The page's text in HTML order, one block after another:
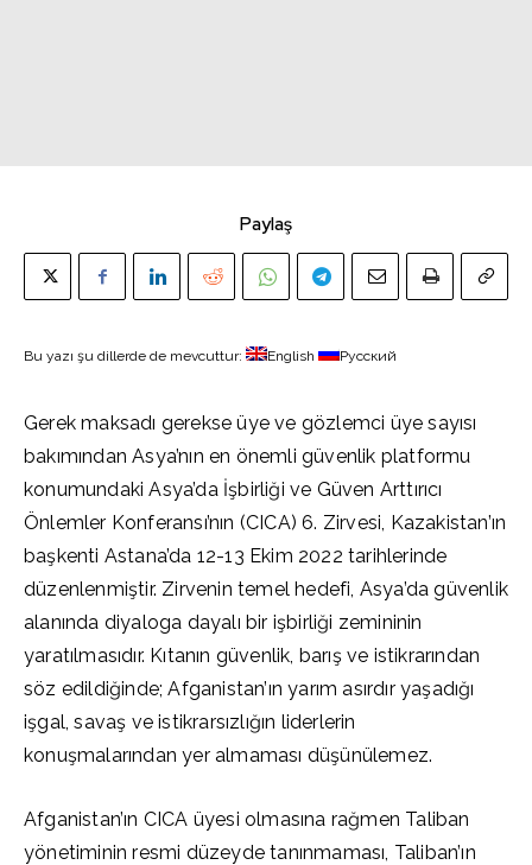
Paylaş
Bu yazı şu dillerde de mevcuttur: English Русский
Gerek maksadı gerekse üye ve gözlemci üye sayısı
bakımından Asya’nın en önemli güvenlik platformu
konumundaki Asya’da İşbirliği ve Güven Arttırıcı
Önlemler Konferansı’nın (CICA) 6. Zirvesi, Kazakistan’ın
başkenti Astana’da 12-13 Ekim 2022 tarihlerinde
düzenlenmiştir. Zirvenin temel hedefi, Asya’da güvenlik
alanında diyaloga dayalı bir işbirliği zemininin
yaratılmasıdır. Kıtanın güvenlik, barış ve istikrarından
söz edildiğinde; Afganistan’ın yarım asırdır yaşadığı
işgal, savaş ve istikrarsızlığın liderlerin
konuşmalarından yer almaması düşünülemez.
Afganistan’ın CICA üyesi olmasına rağmen Taliban
yönetiminin resmi düzeyde tanınmaması, Taliban’ın